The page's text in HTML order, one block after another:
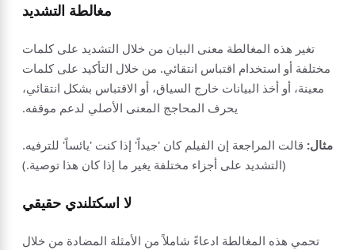
مغالطة التشديد
تغير هذه المغالطة معنى البيان من خلال التشديد على كلمات
مختلفة أو استخدام اقتباس انتقائي. من خلال التأكيد على كلمات
معينة، أو أخذ البيانات خارج السياق، أو الاقتباس بشكل انتقائي،
يحرف المحاجج المعنى الأصلي لدعم موقفه.
مثال: قالت المراجعة إن الفيلم كان 'جيداً' إذا كنت 'يائساً' للترفيه.
(التشديد على أجزاء مختلفة يغير ما إذا كان هذا توصية.)
لا اسكتلندي حقيقي
تحمي هذه المغالطة ادعاءً شاملاً من الأمثلة المضادة من خلال